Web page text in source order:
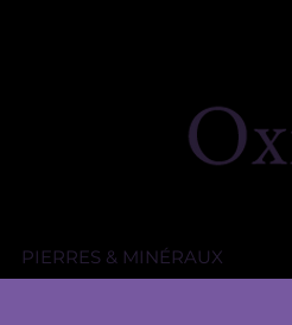
PIERRES & MINÉRAUX